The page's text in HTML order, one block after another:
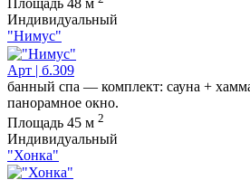
Площадь 48 м
Индивидуальный
"Нимус"
Арт | б.309
банный спа — комплект: сауна +
панорамное окно.
Площадь 45 м 2
Индивидуальный
"Хонка"